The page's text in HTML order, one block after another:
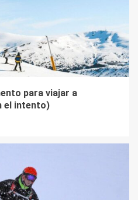
para viajar a
el intento)